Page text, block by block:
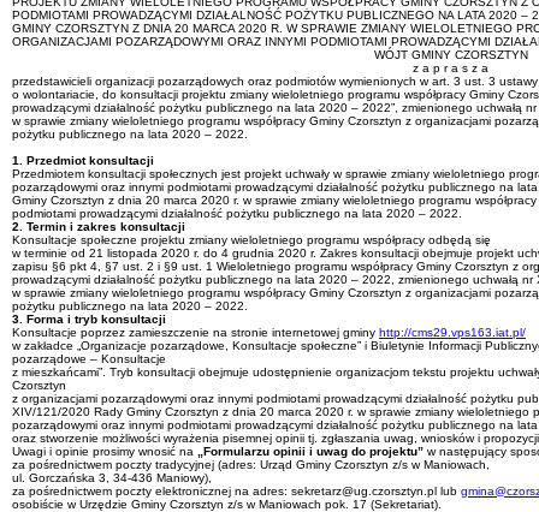
PODMIOTAMI PROWADZĄCYMI DZIAŁALNOŚĆ POŻYTKU PUBLICZNEGO NA LATA 2020
GMINY CZORSZTYN Z DNIA 20 MARCA 2020 R. W SPRAWIE ZMIANY WIELOLETNIEGO
ORGANIZACJAMI POZARZĄDOWYMI ORAZ INNYMI PODMIOTAMI PROWADZĄCYMI
WÓJT GMINY CZORSZTYN
z a p r a s z a
przedstawicieli organizacji pozarządowych oraz podmiotów wymienionych w art. 3 ust. 3
o wolontariacie, do konsultacji projektu zmiany wieloletniego programu współpracy Gminy
prowadzącymi działalność pożytku publicznego na lata 2020 – 2022”, zmienionego uchwałą
w sprawie zmiany wieloletniego programu współpracy Gminy Czorsztyn z organizacjami
pożytku publicznego na lata 2020 – 2022.
1. Przedmiot konsultacji
Przedmiotem konsultacji społecznych jest projekt uchwały w sprawie zmiany wieloletniego
pozarządowymi oraz innymi podmiotami prowadzącymi działalność pożytku publicznego na
Gminy Czorsztyn z dnia 20 marca 2020 r. w sprawie zmiany wieloletniego programu
podmiotami prowadzącymi działalność pożytku publicznego na lata 2020 – 2022.
2. Termin i zakres konsultacji
Konsultacje społeczne projektu zmiany wieloletniego programu współpracy odbędą się
w terminie od 21 listopada 2020 r. do 4 grudnia 2020 r. Zakres konsultacji obejmuje projekt
zapisu §6 pkt 4, §7 ust. 2 i §9 ust. 1 Wieloletniego programu współpracy Gminy Czorsztyn z
prowadzącymi działalność pożytku publicznego na lata 2020 – 2022, zmienionego uchwałą
w sprawie zmiany wieloletniego programu współpracy Gminy Czorsztyn z organizacjami
pożytku publicznego na lata 2020 – 2022.
3. Forma i tryb konsultacji
Konsultacje poprzez zamieszczenie na stronie internetowej gminy http://cms29.vps163.iat.pl/
w zakładce „Organizacje pozarządowe, Konsultacje społeczne” i Biuletynie Informacji
pozarządowe – Konsultacje
z mieszkańcami”. Tryb konsultacji obejmuje udostępnienie organizacjom tekstu projektu
Czorsztyn
z organizacjami pozarządowymi oraz innymi podmiotami prowadzącymi działalność pożytku
XIV/121/2020 Rady Gminy Czorsztyn z dnia 20 marca 2020 r. w sprawie zmiany wieloletniego
pozarządowymi oraz innymi podmiotami prowadzącymi działalność pożytku publicznego na
oraz stworzenie możliwości wyrażenia pisemnej opinii tj. zgłaszania uwag, wniosków i
Uwagi i opinie prosimy wnosić na
„Formularzu opinii i uwag do projektu” w następujący
za pośrednictwem poczty tradycyjnej (adres: Urząd Gminy Czorsztyn z/s w Maniowach,
ul. Gorczańska 3, 34-436 Maniowy),
za pośrednictwem poczty elektronicznej na adres: sekretarz@ug.czorsztyn.pl lub
osobiście w Urzędzie Gminy Czorsztyn z/s w Maniowach pok. 17 (Sekretariat).